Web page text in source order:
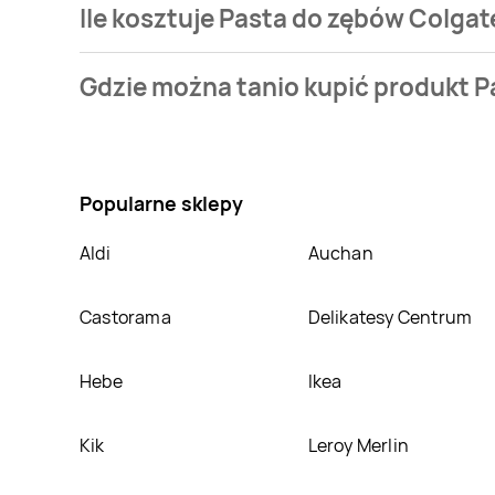
Ile kosztuje Pasta do zębów
jaką mamy w naszej bazie jest z sieci ABC. Pasta
Gdzie można tanio kupić produkt
Popularne sklepy
Aldi Auchan
Castorama Delikatesy Centrum
Hebe Ikea
Kik Leroy Merlin